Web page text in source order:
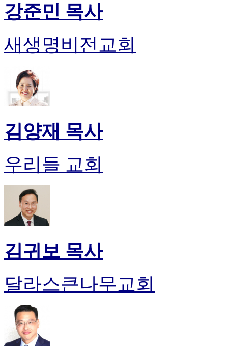
강준민 목사
새생명비전교회
김양재 목사
우리들 교회
김귀보 목사
달라스큰나무교회